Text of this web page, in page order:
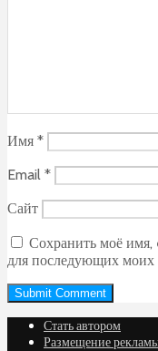
Имя *
Email *
Сайт
Сохранить моё имя,
для последующих моих
Стать автором
Размещение